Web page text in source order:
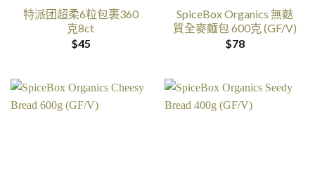
特派团超柔6粒包裹360
克8ct
$45
SpiceBox Organics 無麩
質全麥麵包 600克 (GF/V)
$78